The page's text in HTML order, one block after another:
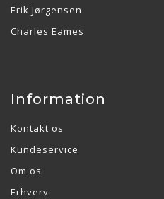
Erik Jørgensen
Charles Eames
Information
Kontakt os
Kundeservice
Om os
Erhverv